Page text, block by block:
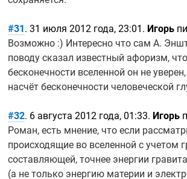
#31. 31 июля 2012 года, 23:01. Игорь
Возможно :) Интересно что сам А.
поводу сказал известный афоризм,
бесконечности вселенной он не
насчёт бесконечности человеческой
#32. 6 августа 2012 года, 01:33. Игорь
Роман, есть мнение, что если
происходящие во вселенной с учетом
составляющей, точнее энергии
(а не только энергию материи и